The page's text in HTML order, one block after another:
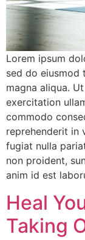
Lorem ipsum
sed do
magna aliqua.
exercitation
commodo
reprehenderit in
fugiat nulla
non proident,
anim id est
Heal
Taking